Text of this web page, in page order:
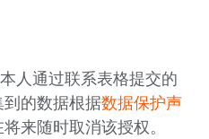
本人通过联系表格提交的
的数据根据数据保护声
来随时取消该授权。